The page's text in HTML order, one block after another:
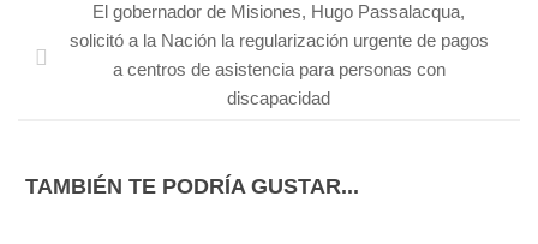
El gobernador de Misiones, Hugo Passalacqua,
solicitó a la Nación la regularización urgente de pagos
a centros de asistencia para personas con
discapacidad
TAMBIÉN TE PODRÍA GUSTAR...